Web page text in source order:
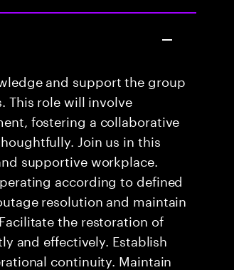
and support the group
This role will involve
fostering a collaborative
Join us in this
supportive workplace.
according to defined
resolution and maintain
the restoration of
and effectively. Establish
continuity. Maintain